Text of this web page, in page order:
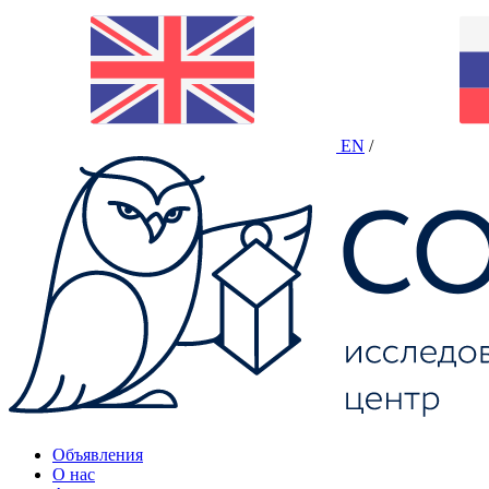
EN /
Объявления
О нас